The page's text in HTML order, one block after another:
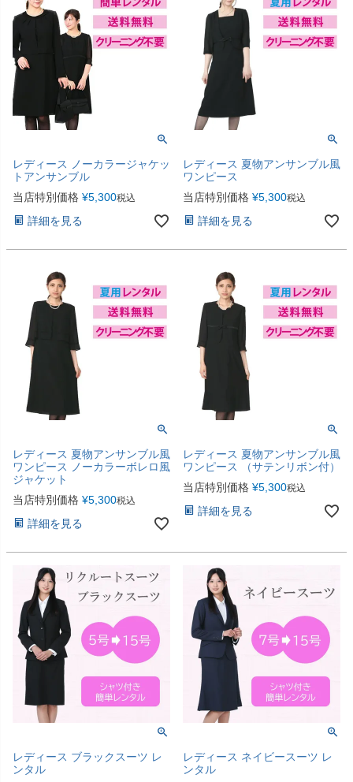
レディース ノーカラージャケッ
トアンサンブル
当店特別価格 ¥5,300税込
詳細を見る
レディース 夏物アンサンブル風
ワンピース
当店特別価格 ¥5,300税込
詳細を見る
レディース 夏物アンサンブル風
ワンピース ノーカラーボレロ風
ジャケット
当店特別価格 ¥5,300税込
詳細を見る
レディース 夏物アンサンブル風
ワンピース （サテンリボン付）
当店特別価格 ¥5,300税込
詳細を見る
レディース ブラックスーツ レ
ンタル
レディース ネイビースーツ レ
ンタル